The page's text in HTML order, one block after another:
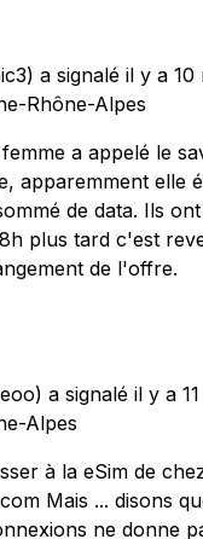
a signalé il y a 10
Rhône-Alpes
a appelé le
apparemment elle
de data. Ils
plus tard c'est
de l'offre.
a signalé il y a
Alpes
à la eSim de
Mais ... disons
ne donne